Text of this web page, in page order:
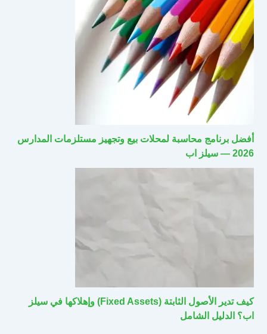
أفضل برنامج محاسبة لمحلات بيع وتجهيز مستلزمات المدارس
2026 — سيلز اب
كيف تدير الأصول الثابتة (Fixed Assets) وإهلاكها في سيلز
اب؟ الدليل الشامل